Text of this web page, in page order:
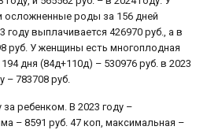
роды за 156 дней
году выплачивается 426970 руб., а в
руб. У женщины есть многоплодная
дня (84д+110д) – 530976 руб. в 2023
– 783708 руб.
ребенком. В 2023 году –
– 8591 руб. 47 коп, максимальная –